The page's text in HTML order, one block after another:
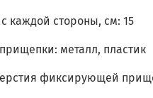
каждой стороны, см: 15
металл, пластик
фиксирующей